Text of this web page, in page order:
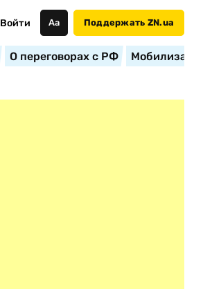
Войти Аа Поддержать ZN.ua
О переговорах с РФ